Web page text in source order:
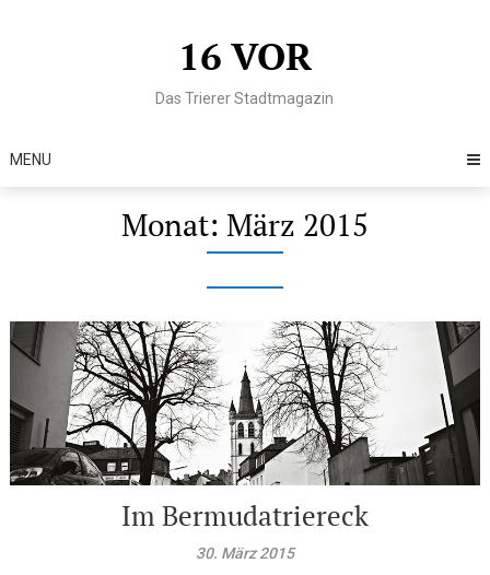
16 VOR
Das Trierer Stadtmagazin
MENU
Monat: März 2015
Im Bermudatriereck
30. März 2015